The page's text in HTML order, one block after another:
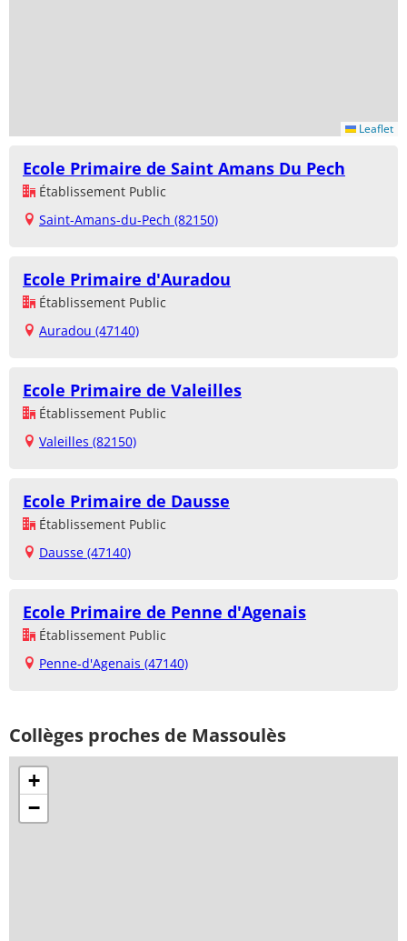
Leaflet
Ecole Primaire de Saint Amans Du Pech
Établissement Public
Saint-Amans-du-Pech (82150)
Ecole Primaire d'Auradou
Établissement Public
Auradou (47140)
Ecole Primaire de Valeilles
Établissement Public
Valeilles (82150)
Ecole Primaire de Dausse
Établissement Public
Dausse (47140)
Ecole Primaire de Penne d'Agenais
Établissement Public
Penne-d'Agenais (47140)
Collèges proches de Massoulès
+
−